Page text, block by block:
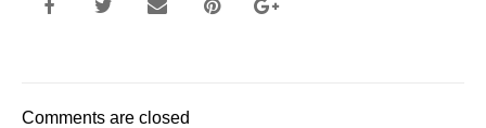
Comments are closed